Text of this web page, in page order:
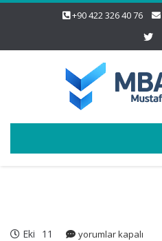
+90 422 326 40 76
Eki 11
Enflasyon
yorumlar kapalı